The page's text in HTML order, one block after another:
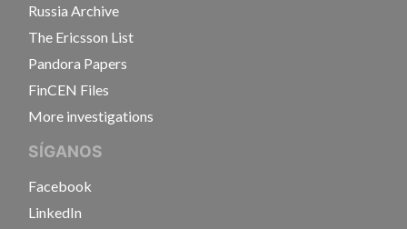
Russia Archive
The Ericsson List
Pandora Papers
FinCEN Files
More investigations
SÍGANOS
Facebook
LinkedIn